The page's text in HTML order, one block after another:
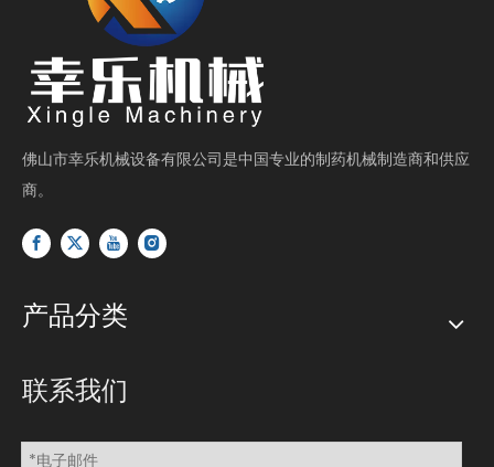
佛山市幸乐机械设备有限公司是中国专业的制药机械制造商和供应
商。
产品分类
联系我们